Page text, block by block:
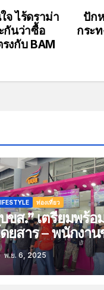
ปัก
กระ
ไร้ดราม่า
กันว่าซื้อ
งกับ BAM
ท่องเที่ยว
ขส.” เตรียมพร้อ
ยสาร – พนักงา
นวยความสะดวก
งรับประชาชนเดิ
งฤดูหนาวปลอด
พ.ย. 6, 2025